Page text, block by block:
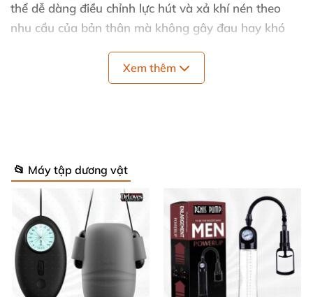
thể dễ dàng điều chỉnh lực hút và xả khí nén theo
nhu cầu của bản thân mà không gây đau hay khó
hợp với đa số người dùng, dễ mang theo và sử dụng
Tháo và lắp đặt các bộ phận theo chỉ dẫn kèm
theo.
Massage nhẹ nhàng dương vật để kích thích lưu
thông máu.
Xem thêm
📂 Máy tập dương vật